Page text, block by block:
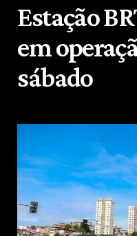
Estação
em
sábado